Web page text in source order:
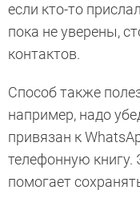
если кто-то
пока не уверены,
контактов.
Способ также
например, надо
привязан к
телефонную книгу.
помогает